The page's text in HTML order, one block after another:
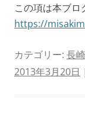
この項は本ブ
https://
カテゴリー: 長
2013年3月20日